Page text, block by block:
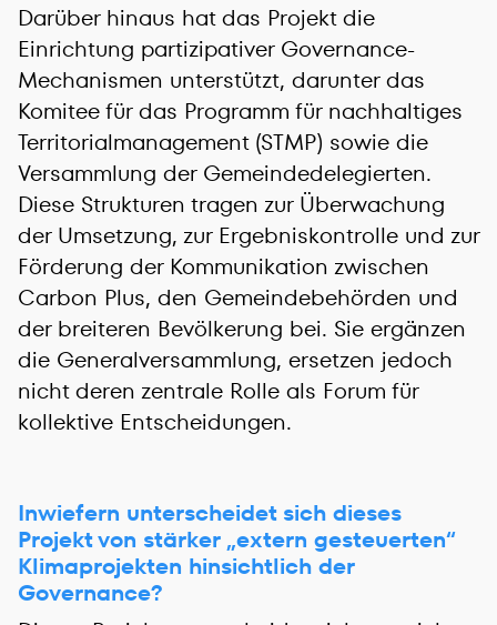
Darüber hinaus hat das Projekt die
Einrichtung partizipativer Governance-
Mechanismen unterstützt, darunter das
Komitee für das Programm für nachhaltiges
Territorialmanagement (STMP) sowie die
Versammlung der Gemeindedelegierten.
Diese Strukturen tragen zur Überwachung
der Umsetzung, zur Ergebniskontrolle und zur
Förderung der Kommunikation zwischen
Carbon Plus, den Gemeindebehörden und
der breiteren Bevölkerung bei. Sie ergänzen
die Generalversammlung, ersetzen jedoch
nicht deren zentrale Rolle als Forum für
kollektive Entscheidungen.
Inwiefern unterscheidet sich dieses
Projekt von stärker „extern gesteuerten“
Klimaprojekten hinsichtlich der
Governance?